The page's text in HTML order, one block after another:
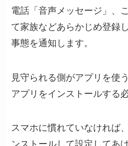
電話「音声メッセージ」、
て家族などあらかじめ登録
事態を通知します。
見守られる側がアプリを使
アプリをインストールする
スマホに慣れていなければ